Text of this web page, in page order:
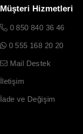
Müşteri Hizmetleri
0 850 840 36 46
0 555 168 20 20
Mail Destek
İletişim
İade ve Değişim